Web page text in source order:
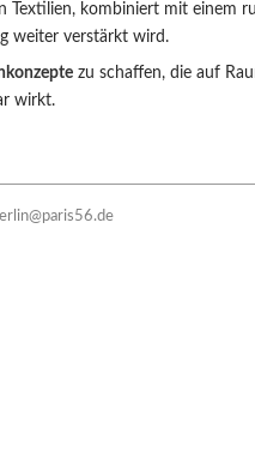
Textilien, kombiniert mit
weiter verstärkt wird.
zu schaffen, die auf
wirkt.